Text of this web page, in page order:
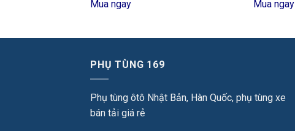
Mua ngay Mua ngay
PHỤ TÙNG 169
Phụ tùng ôtô Nhật Bản, Hàn Quốc, phụ tùng xe
bán tải giá rẻ